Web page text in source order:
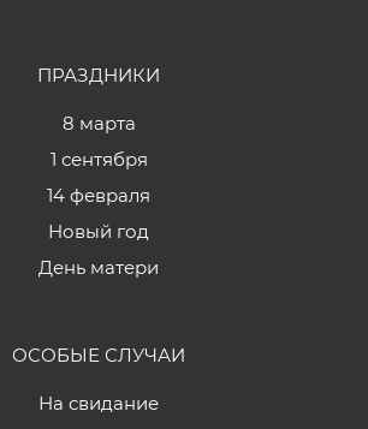
ПРАЗДНИКИ
8 марта
1 сентября
14 февраля
Новый год
День матери
ОСОБЫЕ СЛУЧАИ
На свидание